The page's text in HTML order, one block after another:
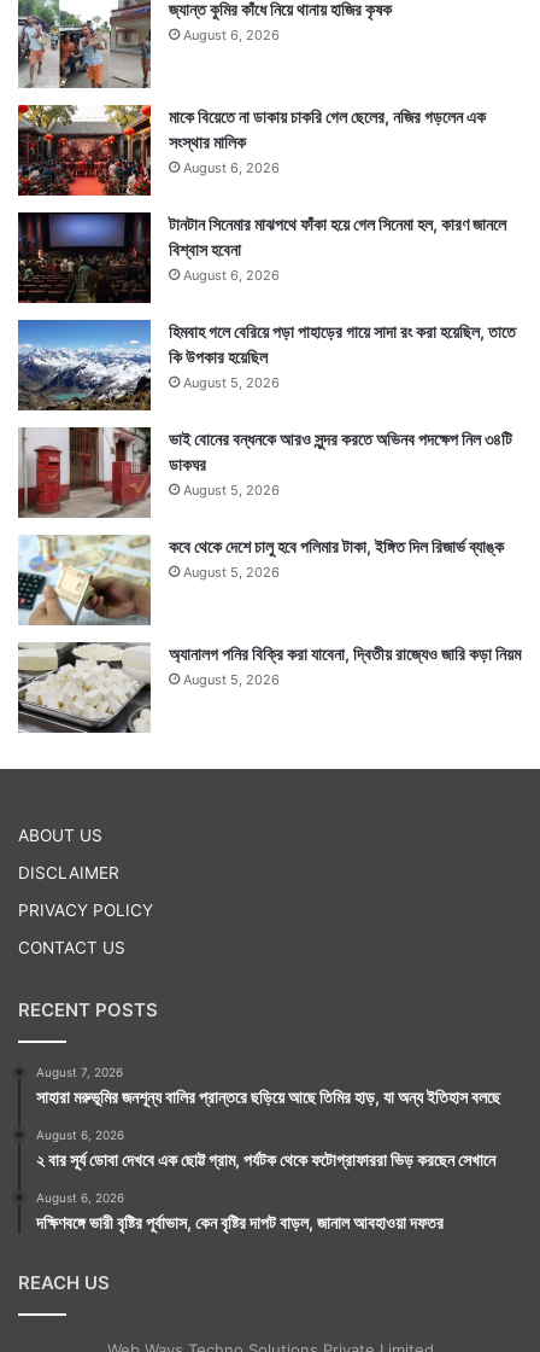
জ্যান্ত কুমির কাঁধে নিয়ে থানায় হাজির কৃষক
August 6, 2026
মাকে বিয়েতে না ডাকায় চাকরি গেল ছেলের, নজির গড়লেন এক
সংস্থার মালিক
August 6, 2026
টানটান সিনেমার মাঝপথে ফাঁকা হয়ে গেল সিনেমা হল, কারণ জানলে
বিশ্বাস হবেনা
August 6, 2026
হিমবাহ গলে বেরিয়ে পড়া পাহাড়ের গায়ে সাদা রং করা হয়েছিল, তাতে
কি উপকার হয়েছিল
August 5, 2026
ভাই বোনের বন্ধনকে আরও সুন্দর করতে অভিনব পদক্ষেপ নিল ৩৪টি
ডাকঘর
August 5, 2026
কবে থেকে দেশে চালু হবে পলিমার টাকা, ইঙ্গিত দিল রিজার্ভ ব্যাঙ্ক
August 5, 2026
অ্যানালগ পনির বিক্রি করা যাবেনা, দ্বিতীয় রাজ্যেও জারি কড়া নিয়ম
August 5, 2026
ABOUT US
DISCLAIMER
PRIVACY POLICY
CONTACT US
RECENT POSTS
August 7, 2026
সাহারা মরুভূমির জনশূন্য বালির প্রান্তরে ছড়িয়ে আছে তিমির হাড়, যা অন্য ইতিহাস বলছে
August 6, 2026
২ বার সূর্য ডোবা দেখবে এক ছোট্ট গ্রাম, পর্যটক থেকে ফটোগ্রাফাররা ভিড় করছেন সেখানে
August 6, 2026
দক্ষিণবঙ্গে ভারী বৃষ্টির পূর্বাভাস, কেন বৃষ্টির দাপট বাড়ল, জানাল আবহাওয়া দফতর
REACH US